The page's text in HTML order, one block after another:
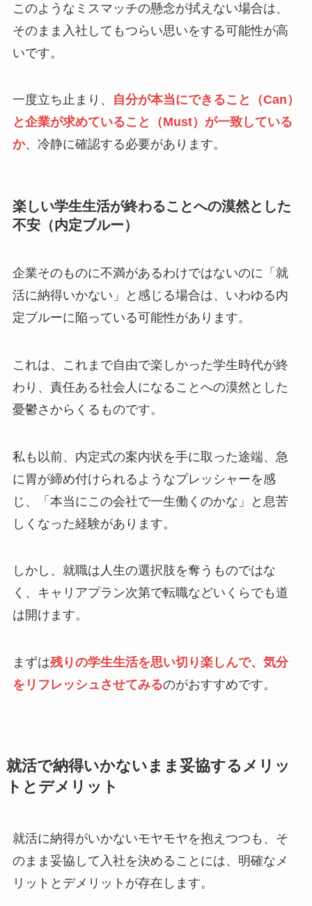
このようなミスマッチの懸念が拭えない場合は、
そのまま入社してもつらい思いをする可能性が高
いです。
一度立ち止まり、
自分が本当にできること（Can）
と企業が求めていること（Must）が一致している
か、冷静に確認する必要があります。
楽しい学生生活が終わることへの漠然とした
不安（内定ブルー）
企業そのものに不満があるわけではないのに「就
活に納得いかない」と感じる場合は、いわゆる内
定ブルーに陥っている可能性があります。
これは、これまで自由で楽しかった学生時代が終
わり、責任ある社会人になることへの漠然とした
憂鬱さからくるものです。
私も以前、内定式の案内状を手に取った途端、急
に胃が締め付けられるようなプレッシャーを感
じ、「本当にこの会社で一生働くのかな」と息苦
しくなった経験があります。
しかし、就職は人生の選択肢を奪うものではな
く、キャリアプラン次第で転職などいくらでも道
は開けます。
まずは残りの学生生活を思い切り楽しんで、気分
をリフレッシュさせてみるのがおすすめです。
就活で納得いかないまま妥協するメリッ
トとデメリット
就活に納得がいかないモヤモヤを抱えつつも、そ
のまま妥協して入社を決めることには、明確なメ
リットとデメリットが存在します。